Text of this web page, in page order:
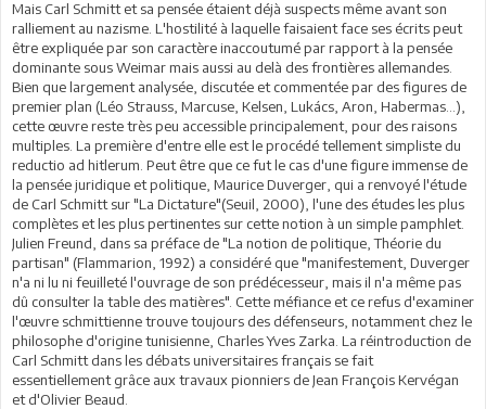
Mais Carl Schmitt et sa pensée étaient déjà suspects même avant son
ralliement au nazisme. L'hostilité à laquelle faisaient face ses écrits peut
être expliquée par son caractère inaccoutumé par rapport à la pensée
dominante sous Weimar mais aussi au delà des frontières allemandes.
Bien que largement analysée, discutée et commentée par des figures de
premier plan (Léo Strauss, Marcuse, Kelsen, Lukács, Aron, Habermas...),
cette œuvre reste très peu accessible principalement, pour des raisons
multiples. La première d'entre elle est le procédé tellement simpliste du
reductio ad hitlerum. Peut être que ce fut le cas d'une figure immense de
la pensée juridique et politique, Maurice Duverger, qui a renvoyé l'étude
de Carl Schmitt sur "La Dictature"(Seuil, 2000), l'une des études les plus
complètes et les plus pertinentes sur cette notion à un simple pamphlet.
Julien Freund, dans sa préface de "La notion de politique, Théorie du
partisan" (Flammarion, 1992) a considéré que "manifestement, Duverger
n'a ni lu ni feuilleté l'ouvrage de son prédécesseur, mais il n'a même pas
dû consulter la table des matières". Cette méfiance et ce refus d'examiner
l'œuvre schmittienne trouve toujours des défenseurs, notamment chez le
philosophe d'origine tunisienne, Charles Yves Zarka. La réintroduction de
Carl Schmitt dans les débats universitaires français se fait
essentiellement grâce aux travaux pionniers de Jean François Kervégan
et d'Olivier Beaud.